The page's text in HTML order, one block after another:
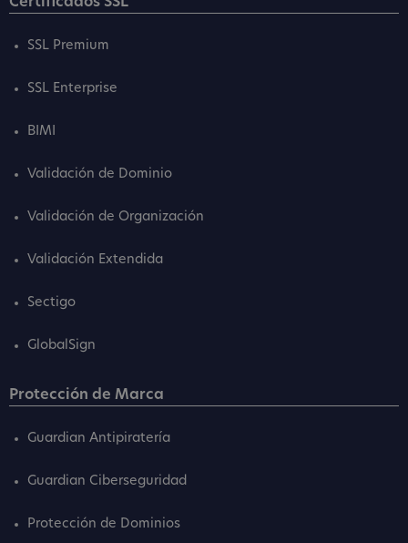
SSL Premium
SSL Enterprise
BIMI
Validación de Dominio
Validación de Organización
Validación Extendida
Sectigo
GlobalSign
Protección de Marca
Guardian Antipiratería
Guardian Ciberseguridad
Protección de Dominios